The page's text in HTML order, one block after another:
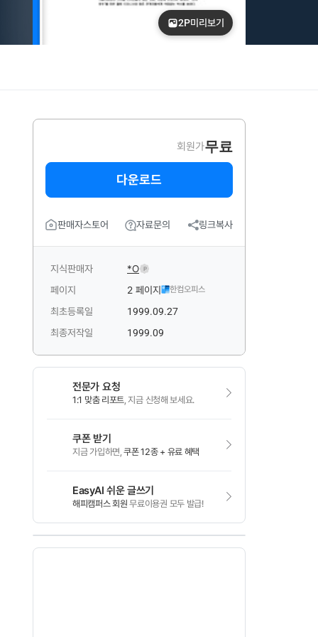
2P미리보기
회원가무료
다운로드
판매자스토어 자료문의 링크복사
지식판매자 *O P
페이지 2 페이지 한컴오피스
최초등록일
1999.09.27
최종저작일
1999.09
전문가 요청
1:1 맞춤 리포트, 지금 신청해 보세요.
쿠폰 받기
지금 가입하면,쿠폰 12종 + 유료 혜택
EasyAI 쉬운 글쓰기
해피캠퍼스 회원 무료이용권 모두 발급!